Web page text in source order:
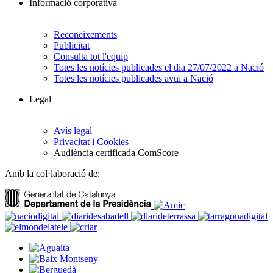
Informació corporativa
Reconeixements
Publicitat
Consulta tot l'equip
Totes les notícies publicades el dia 27/07/2022 a Nació
Totes les notícies publicades avui a Nació
Legal
Avís legal
Privacitat i Cookies
Audiència certificada ComScore
Amb la col·laboració de: